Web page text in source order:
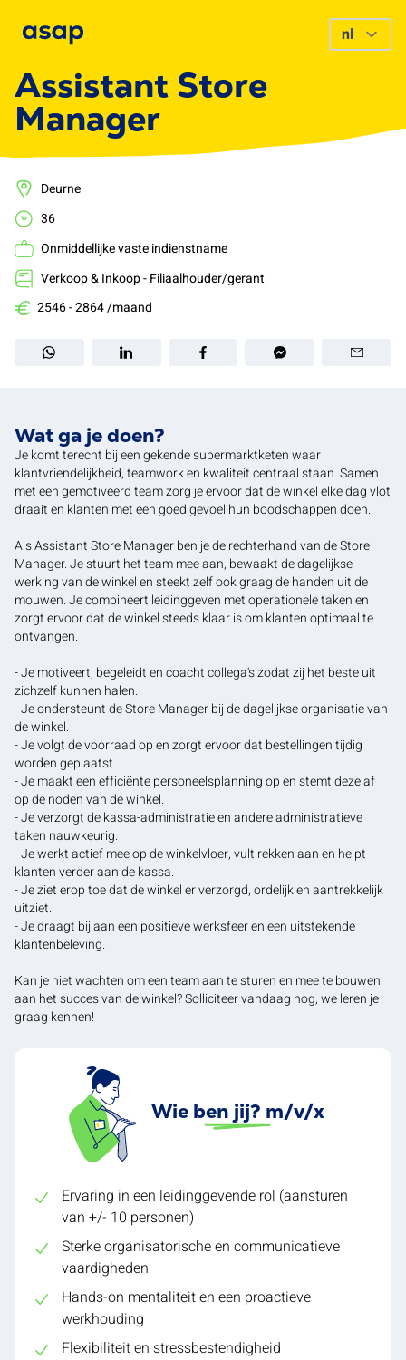
Assistant Store
Manager
Deurne
36
Onmiddellijke vaste indienstname
Verkoop & Inkoop - Filiaalhouder/gerant
2546 - 2864 /maand
Wat ga je doen?
Je komt terecht bij een gekende supermarktketen waar
klantvriendelijkheid, teamwork en kwaliteit centraal staan. Samen
met een gemotiveerd team zorg je ervoor dat de winkel elke dag vlot
draait en klanten met een goed gevoel hun boodschappen doen.
Als Assistant Store Manager ben je de rechterhand van de Store
Manager. Je stuurt het team mee aan, bewaakt de dagelijkse
werking van de winkel en steekt zelf ook graag de handen uit de
mouwen. Je combineert leidinggeven met operationele taken en
zorgt ervoor dat de winkel steeds klaar is om klanten optimaal te
ontvangen.
- Je motiveert, begeleidt en coacht collega's zodat zij het beste uit
zichzelf kunnen halen.
- Je ondersteunt de Store Manager bij de dagelijkse organisatie van
de winkel.
- Je volgt de voorraad op en zorgt ervoor dat bestellingen tijdig
worden geplaatst.
- Je maakt een efficiënte personeelsplanning op en stemt deze af
op de noden van de winkel.
- Je verzorgt de kassa-administratie en andere administratieve
taken nauwkeurig.
- Je werkt actief mee op de winkelvloer, vult rekken aan en helpt
klanten verder aan de kassa.
- Je ziet erop toe dat de winkel er verzorgd, ordelijk en aantrekkelijk
uitziet.
- Je draagt bij aan een positieve werksfeer en een uitstekende
klantenbeleving.
Kan je niet wachten om een team aan te sturen en mee te bouwen
aan het succes van de winkel? Solliciteer vandaag nog, we leren je
graag kennen!
Wie ben jij? m/v/x
Ervaring in een leidinggevende rol (aansturen
van +/- 10 personen)
Sterke organisatorische en communicatieve
vaardigheden
Hands-on mentaliteit en een proactieve
werkhouding
Flexibiliteit en stressbestendigheid